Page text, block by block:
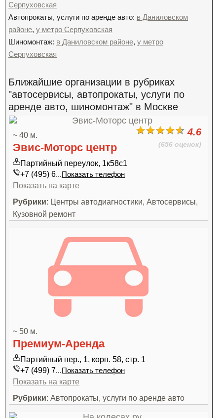
Серпуховская
Автопрокаты, услуги по аренде авто: в Даниловском
районе, у метро Серпуховская
Шиномонтаж: в Даниловском районе, у метро
Серпуховская
Ближайшие организации в рубриках
"автосервисы, автопрокаты, услуги по
аренде авто, шиномонтаж" в Москве
4.6
(656 оценок)
~ 40 м.
Эвис-Моторс центр
Партийный переулок, 1к58с1
+7 (495) 6...Показать телефон
Показать на карте
Рубрики: Центры автодиагностики, Автосервисы,
Кузовной ремонт
~ 50 м.
Премиум-Аренда
Партийный пер., 1, корп. 58, стр. 1
+7 (499) 7...Показать телефон
Показать на карте
Рубрики: Автопрокаты, услуги по аренде авто